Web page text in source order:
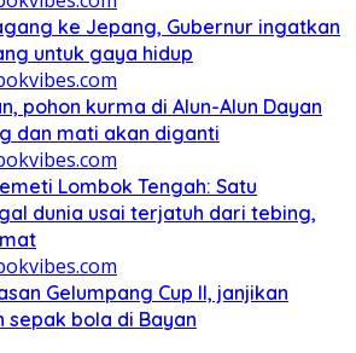
ke Jepang, Gubernur ingatkan
untuk gaya hidup
pohon kurma di Alun-Alun Dayan
dan mati akan diganti
Lombok Tengah: Satu
dunia usai terjatuh dari tebing,
Gelumpang Cup II, janjikan
bola di Bayan